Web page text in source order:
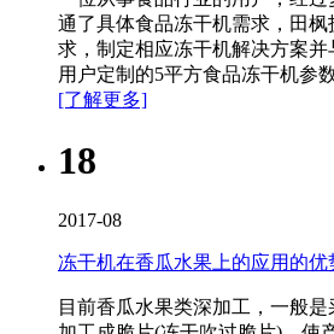
通了具体食品冻干机需求，田
求，制定相应冻干机解决方案
用户定制的5平方食品冻干机参
[了解更多]
18
2017-08
冻干机在香瓜水果上的应用的优
目前香瓜水果类深加工，一般